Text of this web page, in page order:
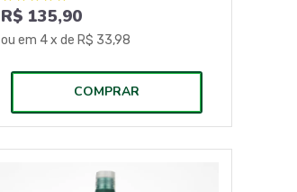
R$ 135,90
ou em 4x de R$ 33,98
COMPRAR